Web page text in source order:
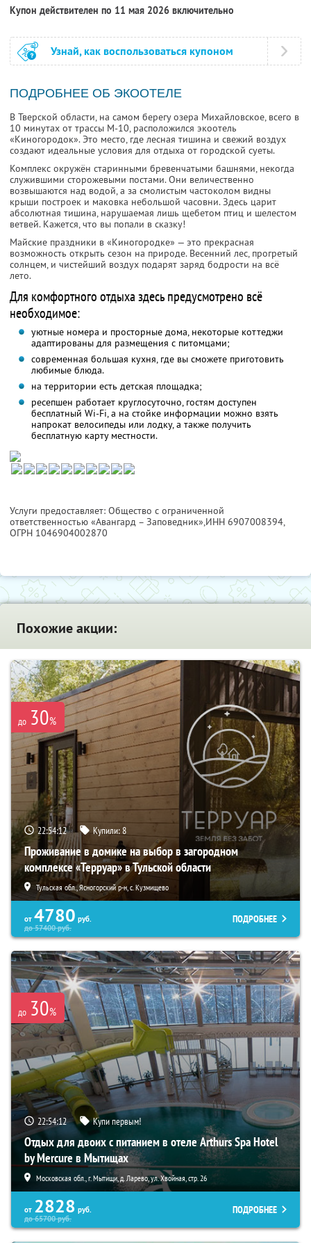
Купон действителен по 11 мая 2026 включительно
Узнай, как воспользоваться купоном
ПОДРОБНЕЕ ОБ ЭКООТЕЛЕ
В Тверской области, на самом берегу озера Михайловское, всего в
10 минутах от трассы М-10, расположился экоотель
«Киногородок». Это место, где лесная тишина и свежий воздух
создают идеальные условия для отдыха от городской суеты.
Комплекс окружён старинными бревенчатыми башнями, некогда
служившими сторожевыми постами. Они величественно
возвышаются над водой, а за смолистым частоколом видны
крыши построек и маковка небольшой часовни. Здесь царит
абсолютная тишина, нарушаемая лишь щебетом птиц и шелестом
ветвей. Кажется, что вы попали в сказку!
Майские праздники в «Киногородке» — это прекрасная
возможность открыть сезон на природе. Весенний лес, прогретый
солнцем, и чистейший воздух подарят заряд бодрости на всё
лето.
Для комфортного отдыха здесь предусмотрено всё
необходимое:
уютные номера и просторные дома, некоторые коттеджи
адаптированы для размещения с питомцами;
современная большая кухня, где вы сможете приготовить
любимые блюда.
на территории есть детская площадка;
ресепшен работает круглосуточно, гостям доступен
бесплатный Wi-Fi, а на стойке информации можно взять
напрокат велосипеды или лодку, а также получить
бесплатную карту местности.
Услуги предоставляет: Общество с ограниченной
ответственностью «Авангард – Заповедник»,ИНН 6907008394,
ОГРН 1046904002870
Похожие акции:
до 30%
22:54:10 Купили:8
Проживание в домике на выбор в загородном
комплексе «Терруар» в Тульской области
Тульская обл., Ясногорский р-н, с. Кузмищево
от 4780 руб.
до57400руб.
ПОДРОБНЕЕ
до 30%
22:54:10 Купи первым!
Отдых для двоих с питанием в отеле Arthurs Spa Hotel
by Mercure в Мытищах
Московская обл., г. Мытищи, д. Ларево, ул. Хвойная, стр. 26
от 2828 руб.
до65700руб.
ПОДРОБНЕЕ